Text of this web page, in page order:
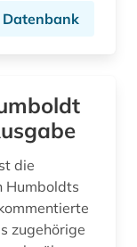
Datenbank
die
Humboldts
zugehörige